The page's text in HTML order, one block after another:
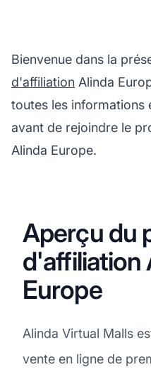
Bienvenue dans la
d'affiliation Alinda
toutes les informations
avant de rejoindre le
Alinda Europe.
Aperçu du
d'affiliation
Europe
Alinda Virtual Malls
vente en ligne de